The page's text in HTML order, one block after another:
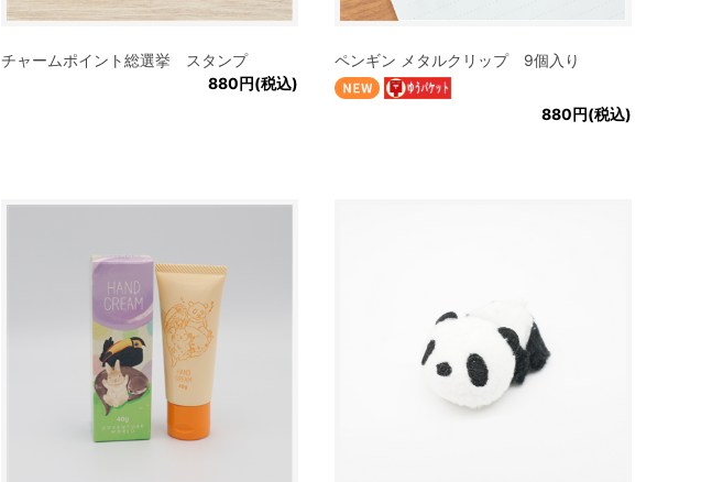
チャームポイント総選挙 スタンプ
880円(税込)
ペンギン メタルクリップ 9個入り
880円(税込)